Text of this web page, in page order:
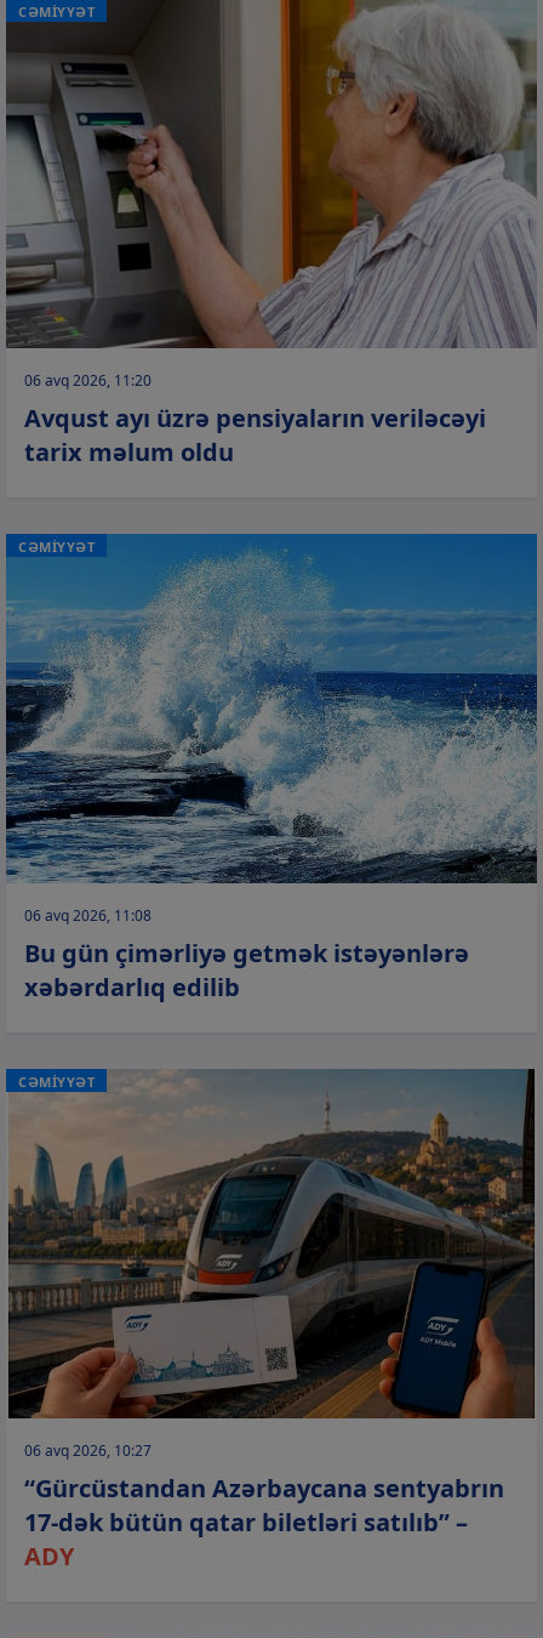
CƏMİYYƏT
06 avq 2026, 11:20
Avqust ayı üzrə pensiyaların veriləcəyi
tarix məlum oldu
CƏMİYYƏT
06 avq 2026, 11:08
Bu gün çimərliyə getmək istəyənlərə
xəbərdarlıq edilib
CƏMİYYƏT
06 avq 2026, 10:27
“Gürcüstandan Azərbaycana sentyabrın
17-dək bütün qatar biletləri satılıb” –
ADY